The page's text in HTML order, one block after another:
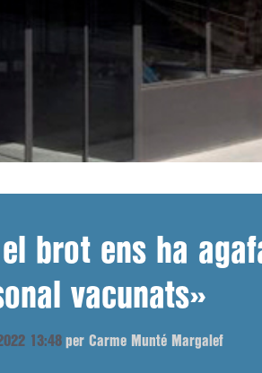
brot ens ha
vacunats»
13:48 per Carme Munté Margalef